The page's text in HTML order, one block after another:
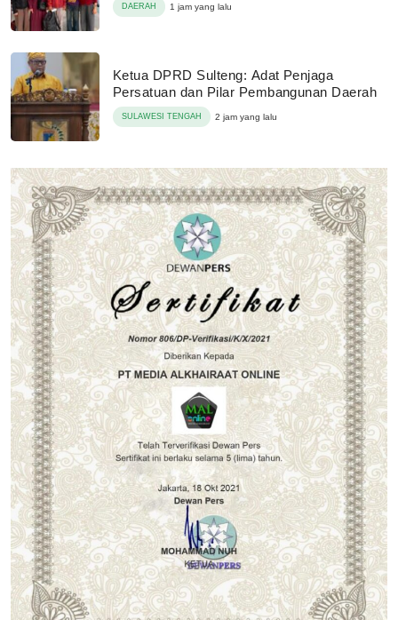
DAERAH 1 jam yang lalu
Ketua DPRD Sulteng: Adat Penjaga
Persatuan dan Pilar Pembangunan Daerah
SULAWESI TENGAH 2 jam yang lalu